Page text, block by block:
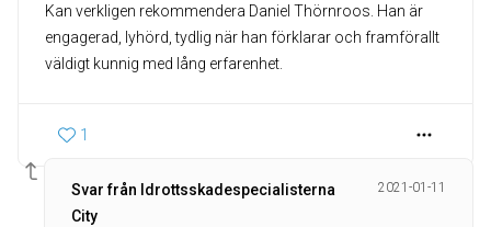
Kan verkligen rekommendera Daniel Thörnroos. Han är
engagerad, lyhörd, tydlig när han förklarar och framförallt
väldigt kunnig med lång erfarenhet.
1
Svar från Idrottsskadespecialisterna
City
2021-01-11